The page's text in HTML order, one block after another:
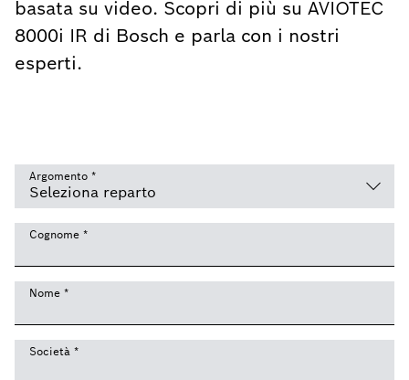
basata su video. Scopri di più su AVIOTEC
8000i IR di Bosch e parla con i nostri
esperti.
Argomento *
Cognome *
Nome *
Società *